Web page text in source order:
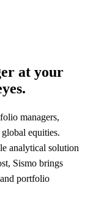
at your
managers,
equities.
analytical solution
Sismo brings
portfolio